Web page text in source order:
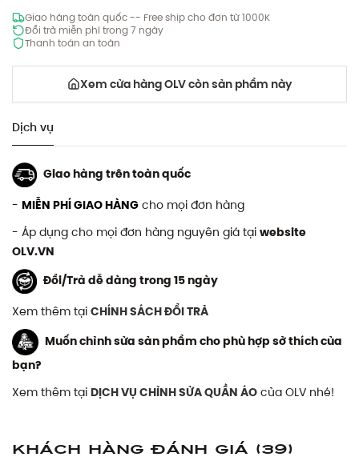
Giao hàng toàn quốc -- Free ship cho đơn từ 1000K
Đổi trả miễn phí trong 7 ngày
Thanh toán an toàn
Xem cửa hàng OLV còn sản phẩm này
Dịch vụ
Giao hàng trên toàn quốc
- MIỄN PHÍ GIAO HÀNG cho mọi đơn hàng
- Áp dụng cho mọi đơn hàng nguyên giá tại website
OLV.VN
Đổi/Trả dễ dàng trong 15 ngày
Xem thêm tại CHÍNH SÁCH ĐỔI TRẢ
Muốn chỉnh sửa sản phẩm cho phù hợp sở thích của
bạn?
Xem thêm tại DỊCH VỤ CHỈNH SỬA QUẦN ÁO của OLV nhé!
Khách hàng đánh giá (39)